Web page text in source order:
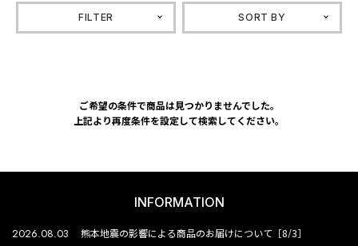
FILTER SORT BY
ご希望の条件で商品は見つかりませんでした。
上記より再度条件を設定して検索してください。
INFORMATION
2026.08.03 熊本地震の影響による商品のお届けについて［8/3］